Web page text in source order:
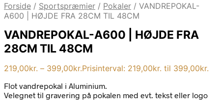
Forside / Sportspræmier / Pokaler / VANDREPOKAL-
A600 | HØJDE FRA 28CM TIL 48CM
VANDREPOKAL-A600 | HØJDE FRA
28CM TIL 48CM
219,00kr. – 399,00kr.Prisinterval: 219,00kr. til 399,00kr.
Flot vandrepokal i Aluminium.
Velegnet til gravering på pokalen med evt. tekst eller logo